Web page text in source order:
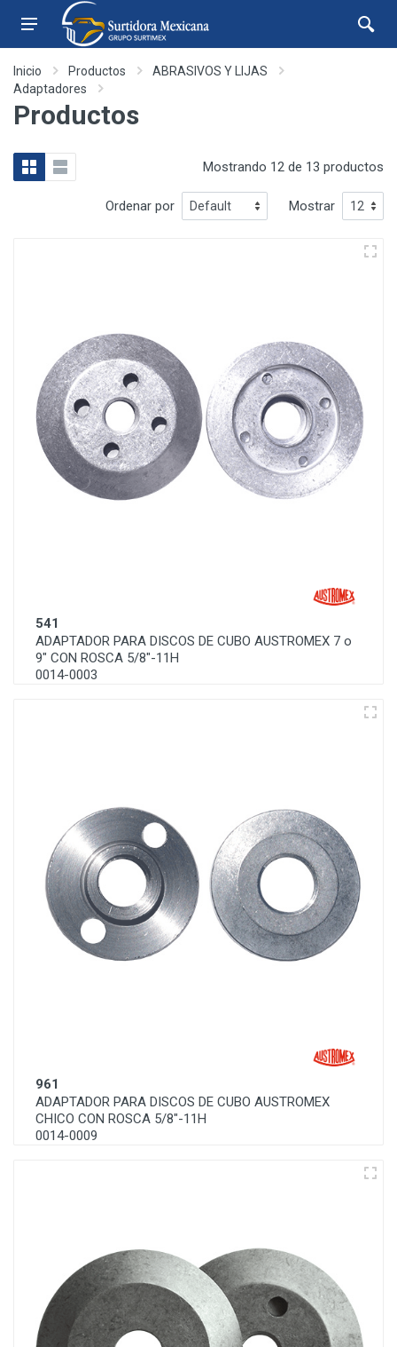
Inicio Productos
ABRASIVOS Y LIJAS
Adaptadores
Productos
Mostrando 12 de 13 productos
Ordenar por Mostrar
541
ADAPTADOR PARA DISCOS DE CUBO AUSTROMEX 7 o
9" CON ROSCA 5/8"-11H
0014-0003
961
ADAPTADOR PARA DISCOS DE CUBO AUSTROMEX
CHICO CON ROSCA 5/8"-11H
0014-0009